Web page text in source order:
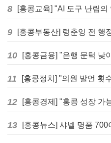
8
9
10
11
12
13